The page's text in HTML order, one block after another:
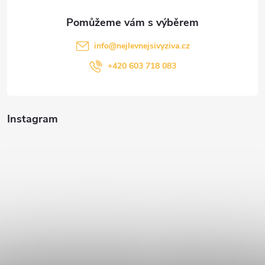
Instagram
info@nejlevnejsivyziva.cz
+420 603 718 083